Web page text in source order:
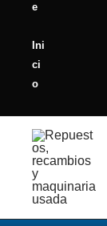
Ini
ci
o